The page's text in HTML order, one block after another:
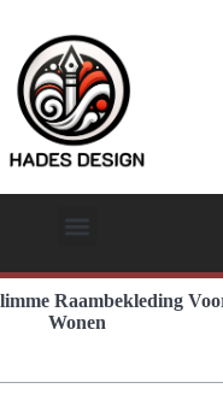
Raambekleding
Wonen